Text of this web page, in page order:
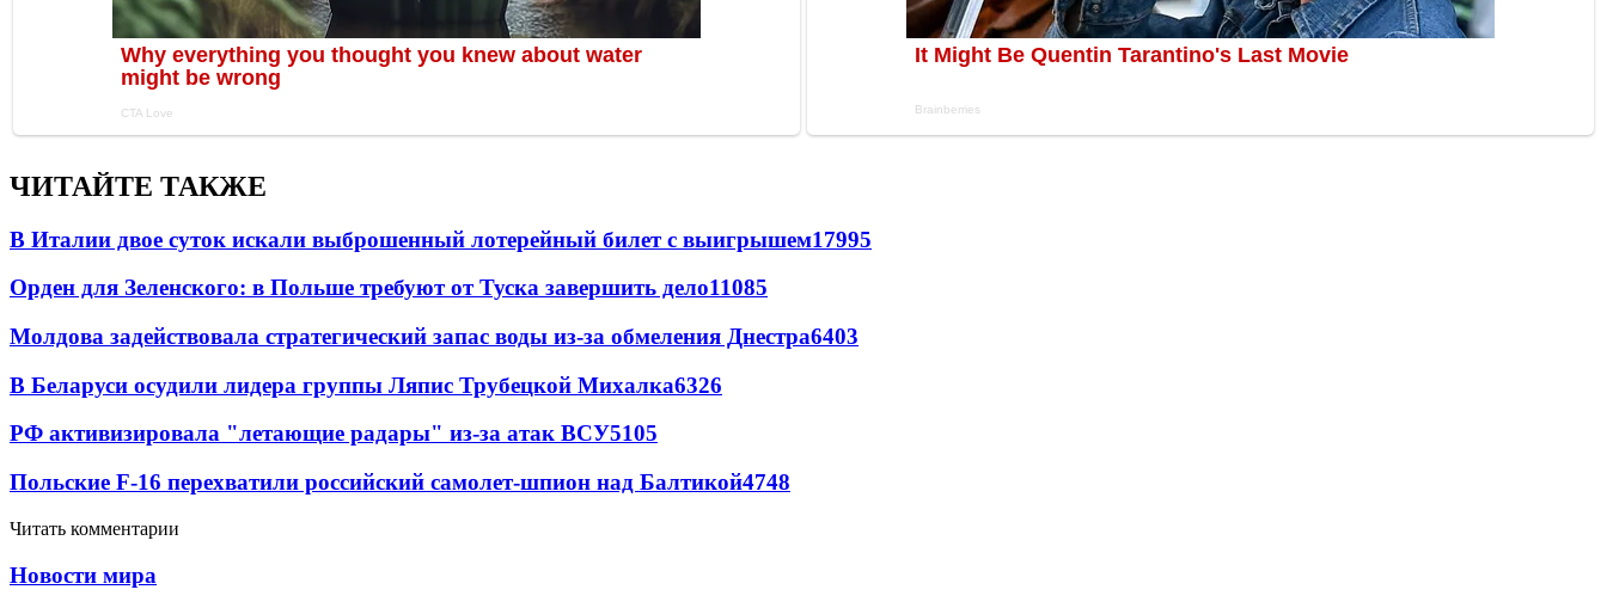
ЧИТАЙТЕ ТАКЖЕ
В Италии двое суток искали выброшенный лотерейный билет с выигрышем17995
Орден для Зеленского: в Польше требуют от Туска завершить дело11085
Молдова задействовала стратегический запас воды из-за обмеления Днестра6403
В Беларуси осудили лидера группы Ляпис Трубецкой Михалка6326
РФ активизировала "летающие радары" из-за атак ВСУ5105
Польские F-16 перехватили российский самолет-шпион над Балтикой4748
Читать комментарии
Новости мира